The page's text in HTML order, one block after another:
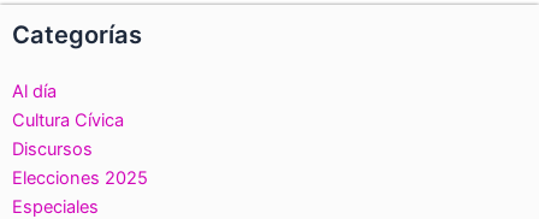
Categorías
Al día
Cultura Cívica
Discursos
Elecciones 2025
Especiales